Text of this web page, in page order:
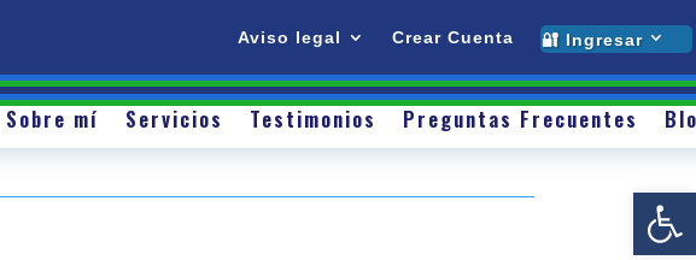
Abrir
Aviso legal Crear Cuenta 🔐 Ingresar
Sobre mí Servicios Testimonios
Preguntas
Blog Contacto
Sobre mí Servicios Testimonios Preguntas Frecuentes